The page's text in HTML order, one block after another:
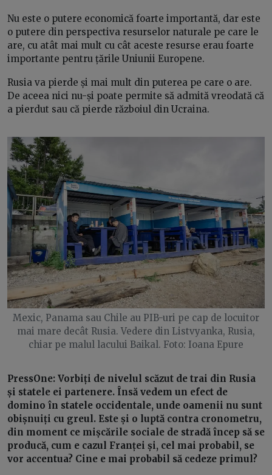
Nu este o putere economică foarte importantă, dar este
o putere din perspectiva resurselor naturale pe care le
are, cu atât mai mult cu cât aceste resurse erau foarte
importante pentru țările Uniunii Europene.
Rusia va pierde și mai mult din puterea pe care o are.
De aceea nici nu-și poate permite să admită vreodată că
a pierdut sau că pierde războiul din Ucraina.
Mexic, Panama sau Chile au PIB-uri pe cap de locuitor
mai mare decât Rusia. Vedere din Listvyanka, Rusia,
chiar pe malul lacului Baikal. Foto: Ioana Epure
PressOne: Vorbiți de nivelul scăzut de trai din Rusia
și statele ei partenere. Însă vedem un efect de
domino în statele occidentale, unde oamenii nu sunt
obișnuiți cu greul. Este și o luptă contra cronometru,
din moment ce mișcările sociale de stradă încep să se
producă, cum e cazul Franței și, cel mai probabil, se
vor accentua? Cine e mai probabil să cedeze primul?